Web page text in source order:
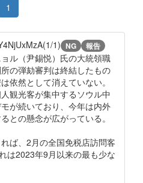
1
1) NG 報告
ル（尹錫悦）氏の大統領職
の弾劾審判は終結したもの
依然として消えていない。
観光客が集中するソウル中
が続いており、今年は内外
との懸念が広がっている。
ば、2月の全国免税店訪問客
は2023年9月以来の最も少な